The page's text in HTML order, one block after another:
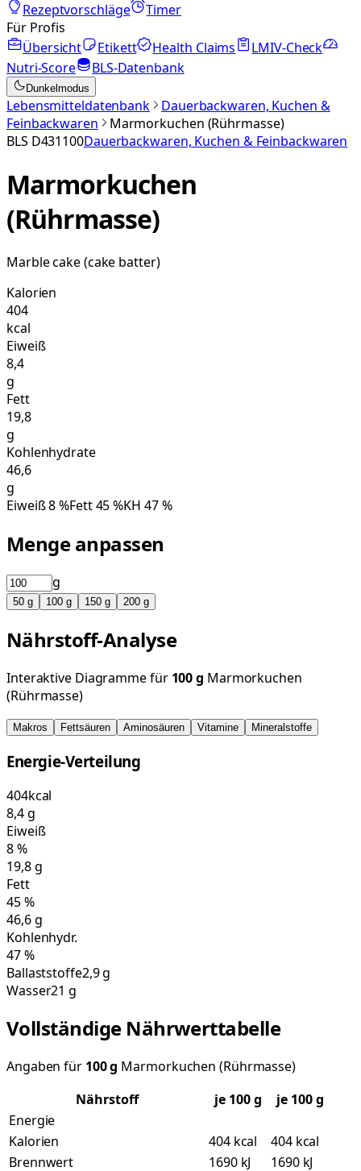
Rezeptvorschläge
Timer
Für Profis
Übersicht
Etikett Health Claims
LMIV-Check
Nutri-Score
BLS-Datenbank
Dunkelmodus
Lebensmitteldatenbank
Dauerbackwaren, Kuchen &
Feinbackwaren
Marmorkuchen (Rührmasse)
BLS D431100Dauerbackwaren, Kuchen & Feinbackwaren
Marmorkuchen
(Rührmasse)
Marble cake (cake batter)
Kalorien
404
kcal
Eiweiß
8,4
g
Fett
19,8
g
Kohlenhydrate
46,6
g
Eiweiß8%Fett45%KH 47%
Menge anpassen
g
50 g 100 g 150 g 200 g
Nährstoff-Analyse
Interaktive Diagramme für 100g Marmorkuchen
(Rührmasse)
Makros Fettsäuren Aminosäuren Vitamine Mineralstoffe
Energie-Verteilung
404kcal
8,4g
Eiweiß
8%
19,8g
Fett
45%
46,6g
Kohlenhydr.
47%
Ballaststoffe2,9 g
Wasser21 g
Vollständige Nährwerttabelle
Angaben für 100g Marmorkuchen (Rührmasse)
Nährstoff
je 100g
je 100 g
Energie
Kalorien
404 kcal
404 kcal
Brennwert
1690 kJ 1690 kJ